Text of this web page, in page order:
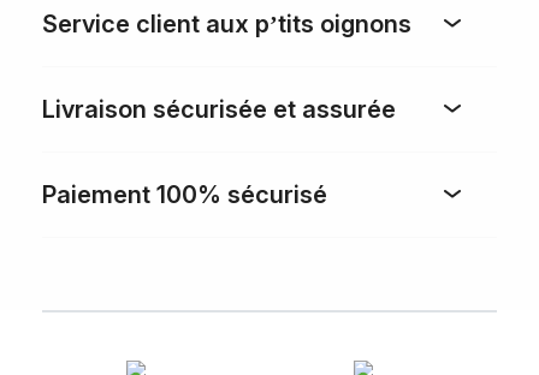
Service client aux p’tits oignons
Livraison sécurisée et assurée
Paiement 100% sécurisé